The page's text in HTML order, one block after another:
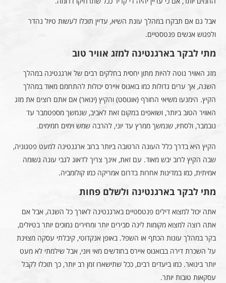
אבל גם אם תבקרו במהלך עונת השיא, עדיין תוכלו לעשות טיול נהדר
ולפגוש אנשים פנטסטיים.
מתי לבקר בארגנטינה למזג אוויר טוב
מזג האוויר נוטה להיות מתון יחסית בחלקים רבים של ארגנטינה במהלך
השנה, אך ערים גדולות כמו בואנוס איירס יכולות להתחמם מאוד במהלך
הקיץ. הימנעו משיאי החורף (אוגוסט) והקיץ (ינואר) אם אתם רוצים את מזג
האוויר הטוב ביותר, ושואפים במקום זאת לאביב, שנמשך מספטמבר עד
נובמבר, ולסתיו, שנמשך ממרץ עד יוני, להרבה שמש וימים חמימים.
הקיץ היא בדרך כלל העונה הרטובה ביותר ברוב ארגנטינה למעט פטגוניה,
שבה הקיץ לרוב יבש מאוד. עם זאת, אינך צריך לדאוג לגבי עונה גשומה
אמיתית, כמו במדינות אחרות בדרום אמריקה כמו קולומביה.
מתי לבקר בארגנטינה ולשלם פחות
אתה יכול למצוא דילים פנטסטיים בארגנטינה לאורך כל השנה, אבל אם
אתה רוצה למצוא מקומות לינה סבירים יותר ומחירים נמוכים יותר בטיולים,
בקר במהלך עונות הכתף או השפל. באופן אנקדוטי, קיבלתי עסקה מצוינת
על השכרת דירה בבואנוס איירס בחודשים מאי ויוני, אבל שילמתי לא מעט
יותר בינואר. כמו ביעדים רבים, ככל שתישארו זמן רב יותר, כך תוכלו לקבל
עסקאות טובות יותר.